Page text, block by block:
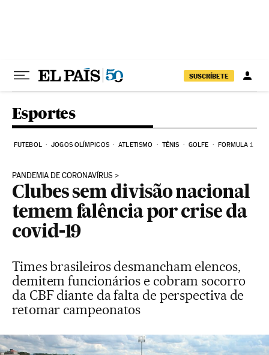
SUSCRÍBETE
Esportes
FUTEBOL JOGOS OLÍMPICOS ATLETISMO TÊNIS GOLFE FORMULA 1
PANDEMIA DE CORONAVÍRUS
Clubes sem divisão nacional
temem falência por crise da
covid-19
Times brasileiros desmancham elencos,
demitem funcionários e cobram socorro
da CBF diante da falta de perspectiva de
retomar campeonatos